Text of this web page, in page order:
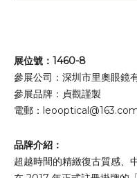
展位號：1460-8
參展公司：深圳市里奧眼鏡
參展品牌：貞觀謹製
電郵：
品牌介紹：
超越時間的精緻復古質感、